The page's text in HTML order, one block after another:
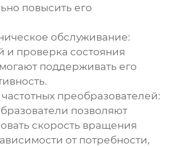
повысить его
обслуживание:
и проверка состояния
поддерживать его
.
преобразователей:
позволяют
скорость вращения
от потребности,